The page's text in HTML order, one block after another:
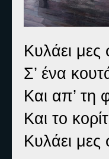
Κυλάει
Σ’ ένα
Και απ’ τη
Και το
Κυλάει